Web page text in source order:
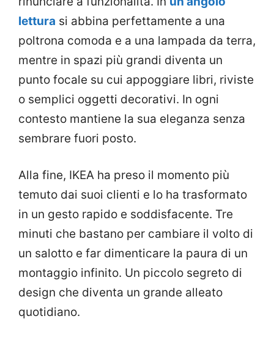
lettura si abbina perfettamente a una
poltrona comoda e a una lampada da terra,
mentre in spazi più grandi diventa un
punto focale su cui appoggiare libri, riviste
o semplici oggetti decorativi. In ogni
contesto mantiene la sua eleganza senza
sembrare fuori posto.
Alla fine, IKEA ha preso il momento più
temuto dai suoi clienti e lo ha trasformato
in un gesto rapido e soddisfacente. Tre
minuti che bastano per cambiare il volto di
un salotto e far dimenticare la paura di un
montaggio infinito. Un piccolo segreto di
design che diventa un grande alleato
quotidiano.